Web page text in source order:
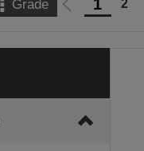
Grade
Ir
a
1 2